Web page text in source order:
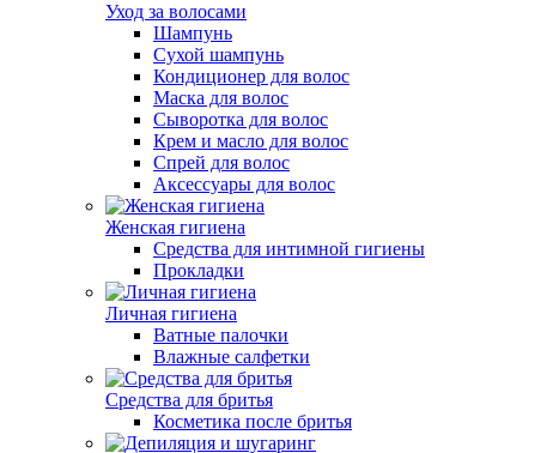
Уход за волосами
Шампунь
Сухой шампунь
Кондиционер для волос
Маска для волос
Сыворотка для волос
Крем и масло для волос
Спрей для волос
Аксессуары для волос
Женская гигиена
Средства для интимной гигиены
Прокладки
Личная гигиена
Ватные палочки
Влажные салфетки
Средства для бритья
Косметика после бритья